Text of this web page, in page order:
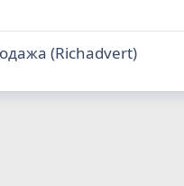
(Richadvert)